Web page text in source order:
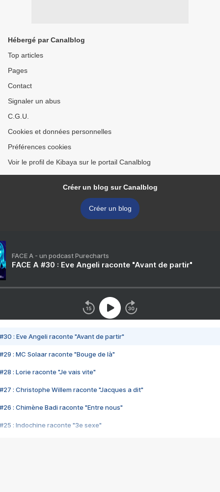
Hébergé par Canalblog
Top articles
Pages
Contact
Signaler un abus
C.G.U.
Cookies et données personnelles
Préférences cookies
Voir le profil de Kibaya sur le portail Canalblog
Créer un blog sur Canalblog
Créer un blog
FACE A - un podcast Purecharts
FACE A #30 : Eve Angeli raconte "Avant de partir"
#30 : Eve Angeli raconte "Avant de partir"
#29 : MC Solaar raconte "Bouge de là"
#28 : Lorie raconte "Je vais vite"
#27 : Christophe Willem raconte "Jacques a dit"
#26 : Chimène Badi raconte "Entre nous"
#25 : Indochine raconte "3e sexe"